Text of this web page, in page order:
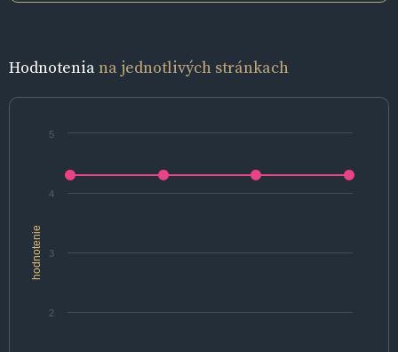
Hodnoteniana jednotlivých stránkach
hodnotenie
2
3
4
5